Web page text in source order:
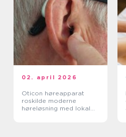
02. april 2026
Oticon høreapparat
roskilde moderne
høreløsning med lokal